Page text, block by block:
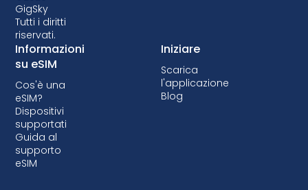
supportare la tecnologia eSIM, quindi è
fondamentale verificare la compatibilità
prima di optare per un piano dati eSIM. Alcuni
operatori possono anche bloccare il
dispositivo, impedendo l'uso delle eSIM.
Sebbene il blocco non sia consentito nella
maggior parte dei Paesi, quando viene
effettuato, si tratta quasi sempre di piani
postpagati in cui il dispositivo viene finanziato.
GigSky
Tutti i diritti
riservati.
Informazioni
su eSIM
Cos'è una
eSIM?
Dispositivi
supportati
Guida al
supporto
eSIM
Iniziare
Scarica
l'applicazione
Blog